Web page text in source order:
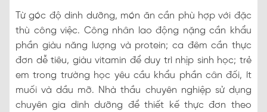
Từ góc độ dinh dưỡng, món ăn cần phù hợp với đặc
thù công việc. Công nhân lao động nặng cần khẩu
phần giàu năng lượng và protein; ca đêm cần thực
đơn dễ tiêu, giàu vitamin để duy trì nhịp sinh học; trẻ
em trong trường học yêu cầu khẩu phần cân đối, ít
muối và dầu mỡ. Nhà thầu chuyên nghiệp sử dụng
chuyên gia dinh dưỡng để thiết kế thực đơn theo